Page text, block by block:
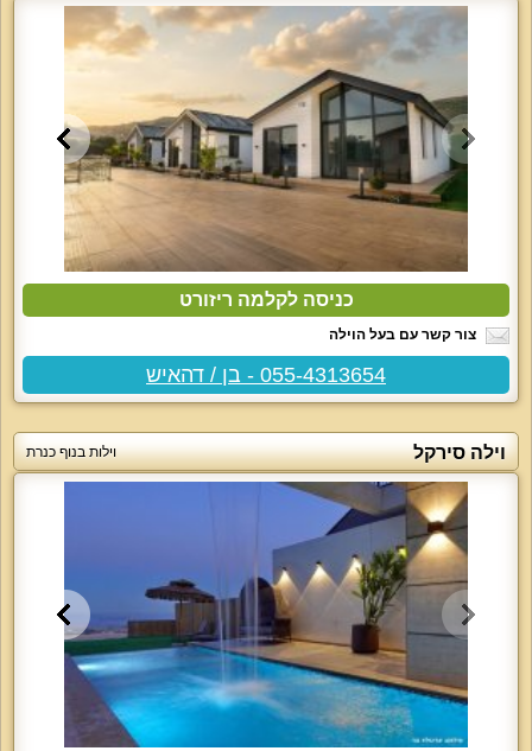
כניסה לקלמה ריזורט
צור קשר עם בעל הוילה
055-4313654 - בן / דהאיש
וילה סירקל וילות בנוף כנרת